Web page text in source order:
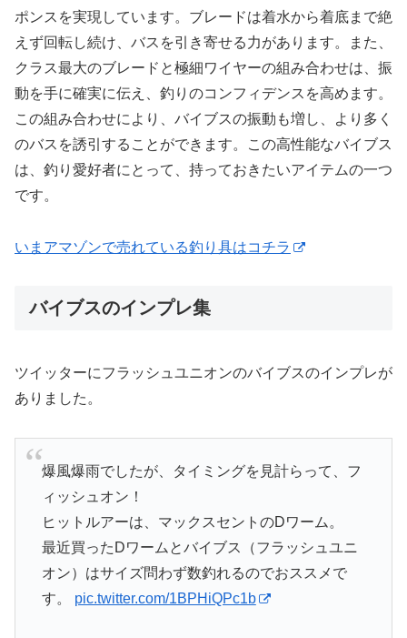
ポンスを実現しています。ブレードは着水から着底まで絶
えず回転し続け、バスを引き寄せる力があります。また、
クラス最大のブレードと極細ワイヤーの組み合わせは、振
動を手に確実に伝え、釣りのコンフィデンスを高めます。
この組み合わせにより、バイブスの振動も増し、より多く
のバスを誘引することができます。この高性能なバイブス
は、釣り愛好者にとって、持っておきたいアイテムの一つ
です。
いまアマゾンで売れている釣り具はコチラ
バイブスのインプレ集
ツイッターにフラッシュユニオンのバイブスのインプレが
ありました。
爆風爆雨でしたが、タイミングを見計らって、フ
ィッシュオン！
ヒットルアーは、マックスセントのDワーム。
最近買ったDワームとバイブス（フラッシュユニ
オン）はサイズ問わず数釣れるのでおススメで
す。 pic.twitter.com/1BPHiQPc1b